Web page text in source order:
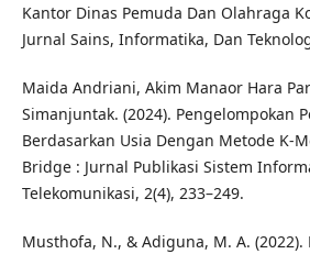
Kantor Dinas Pemuda Dan Olahraga
Jurnal Sains, Informatika, Dan
Maida Andriani, Akim Manaor Hara
Simanjuntak. (2024). Pengelompokan
Berdasarkan Usia Dengan Metode K-
Bridge : Jurnal Publikasi Sistem
Telekomunikasi, 2(4), 233–249.
Musthofa, N., & Adiguna, M. A.